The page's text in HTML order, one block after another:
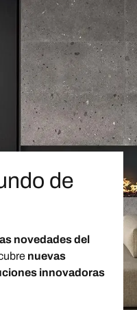
de
novedades del
nuevas
innovadoras